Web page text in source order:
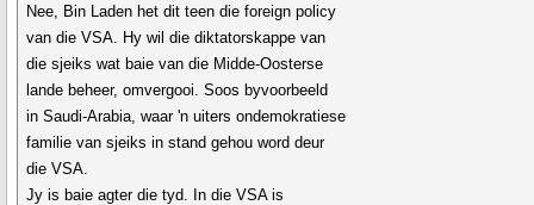
Nee, Bin Laden het dit teen die foreign policy
van die VSA. Hy wil die diktatorskappe van
die sjeiks wat baie van die Midde-Oosterse
lande beheer, omvergooi. Soos byvoorbeeld
in Saudi-Arabia, waar 'n uiters ondemokratiese
familie van sjeiks in stand gehou word deur
die VSA.
Jy is baie agter die tyd. In die VSA is